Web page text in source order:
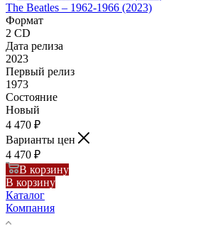
The Beatles – 1962-1966 (2023)
Формат
2 CD
Дата релиза
2023
Первый релиз
1973
Состояние
Новый
4 470 ₽
Варианты цен
4 470 ₽
В корзину
В корзину
Каталог
Компания